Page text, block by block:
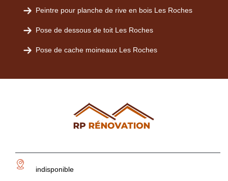
Peintre pour planche de rive en bois Les Roches
Pose de dessous de toit Les Roches
Pose de cache moineaux Les Roches
indisponible